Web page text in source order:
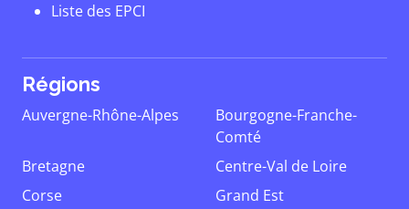
Liste des EPCI
Régions
Auvergne-Rhône-Alpes
Bourgogne-Franche-
Comté
Bretagne
Centre-Val de Loire
Corse
Grand Est